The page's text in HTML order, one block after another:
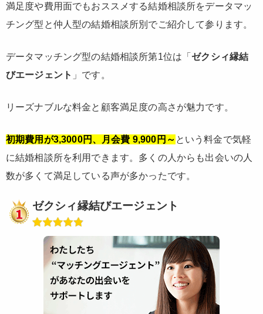
満足度や費用面でもおススメする結婚相談所をデータマッ
チング型と仲人型の結婚相談所別でご紹介して参ります。
データマッチング型の結婚相談所第1位は「ゼクシィ縁結
びエージェント 」です。
リーズナブルな料金と顧客満足度の高さが魅力です。
初期費用が3,3000円、月会費 9,900円～ という料金で気軽
に結婚相談所を利用できます。多くの人からも出会いの人
数が多くて満足している声が多かったです。
ゼクシィ縁結びエージェント